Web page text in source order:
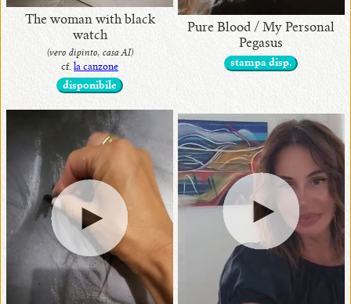
mostra
Chi
sono
The woman with black
watch
(vero dipinto, casa AI)
cf.la canzone
disponibile
Pure Blood / My Personal
Pegasus
stampa disp.